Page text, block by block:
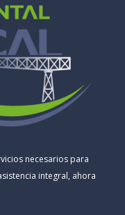
necesarios para
integral, ahora